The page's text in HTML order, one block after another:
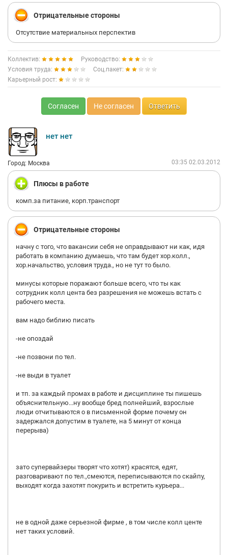
Отрицательные стороны
Отсутствие материальных перспектив
Коллектив:
Руководство:
Условия труда:
Соц.пакет:
Карьерный рост:
Согласен Не согласен Ответить
нет нет
Город: Москва 03:35 02.03.2012
Плюсы в работе
комп.за питание, корп.транспорт
Отрицательные стороны
начну с того, что вакансии себя не оправдывают ни как, идя
работать в компанию думаешь, что там будет хор.колл.,
хор.начальство, условия труда., но не тут то было.
минусы которые поражают больше всего, что ты как
сотрудник колл цента без разрешения не можешь встать с
рабочего места.
вам надо библию писать
-не опоздай
-не позвони по тел.
-не выди в туалет
и тп. за каждый промах в работе и дисциплине ты пишешь
объяснительную...ну вообще бред полнейший, взрослые
люди отчитываются о в письменной форме почему он
задержался допустим в туалете, на 5 минут от конца
перерыва)
зато супервайзеры творят что хотят) красятся, едят,
разговаривают по тел.,смеются, переписываются по скайпу,
выходят когда захотят покурить и встретить курьера...
не в одной даже серьезной фирме , в том числе колл центе
нет таких условий.